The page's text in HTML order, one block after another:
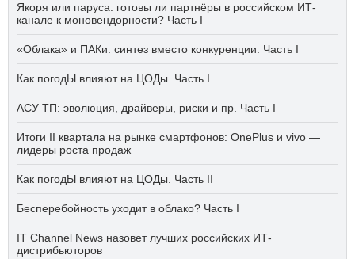
Якоря или паруса: готовы ли партнёры в российском ИТ-
канале к моновендорности? Часть I
«Облака» и ПАКи: синтез вместо конкуренции. Часть I
Как погодЫ влияют на ЦОДы. Часть I
АСУ ТП: эволюция, драйверы, риски и пр. Часть I
Итоги II квартала на рынке смартфонов: OnePlus и vivo —
лидеры роста продаж
Как погодЫ влияют на ЦОДы. Часть II
Бесперебойность уходит в облако? Часть I
IT Channel News назовет лучших российских ИТ-
дистрибьюторов